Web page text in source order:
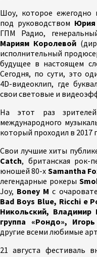
Шоу, которое ежегодно
под руководством Юрия
ГПМ Радио,
Мариям Королевой
исполнительный
будущее в настоящем
Сегодня, по сути, это
4D-видеоклип, где
свои световые и
На этот раз
международного
который проходил в 2017
Свои лучшие хиты
Catch, британская рок-
юношей 80-х Samantha
легендарные рокеры
Joy, Boney M с
Bad Boys Blue, Ricchi e
Никольский, Владимир
группа «Рондо»,
другие всеми любимые
21 августа фестиваль